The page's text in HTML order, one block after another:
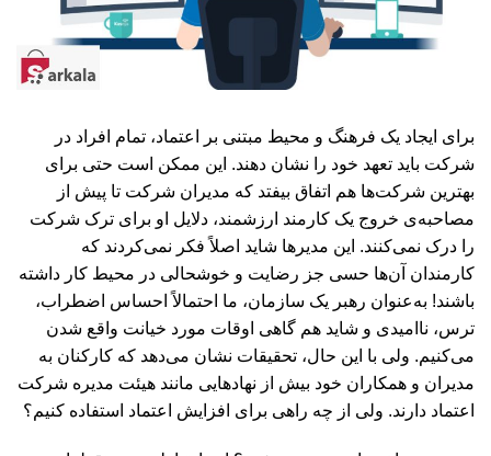
برای ایجاد یک فرهنگ و محیط مبتنی بر اعتماد، تمام افراد در
شرکت باید تعهد خود را نشان ‌دهند. این ممکن است حتی برای
بهترین شرکت‌ها هم اتفاق بیفتد که مدیران شرکت تا پیش از
مصاحبه‌ی خروج یک کارمند ارزشمند، دلایل او برای ترک شرکت
را درک نمی‌کنند. این مدیرها شاید اصلاً‌ فکر نمی‌کردند که
کارمندان آن‌ها حسی جز رضایت و خوشحالی در محیط کار داشته
باشند! به‌عنوان رهبر یک سازمان، ما احتمالاً احساس اضطراب،‌
ترس، ناامیدی و شاید هم گاهی اوقات مورد خیانت واقع شدن
می‌کنیم. ولی با این حال، تحقیقات نشان می‌دهد که کارکنان به
مدیران و همکاران خود بیش از نهادهایی مانند هیئت مدیره شرکت
اعتماد دارند. ولی از چه راهی برای افزایش اعتماد استفاده کنیم؟